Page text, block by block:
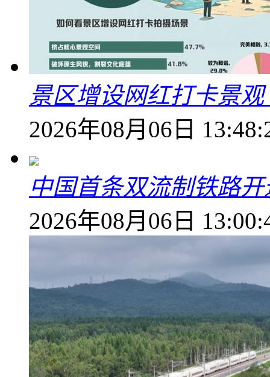
景区增设网红打卡景
2026年08月06日
中国首条双流制铁路
2026年08月06日